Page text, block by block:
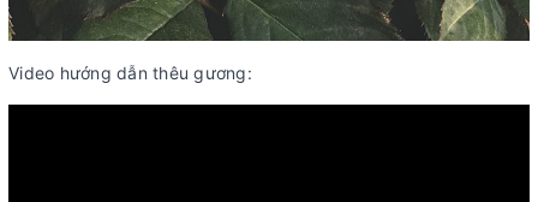
Video hướng dẫn thêu gương: